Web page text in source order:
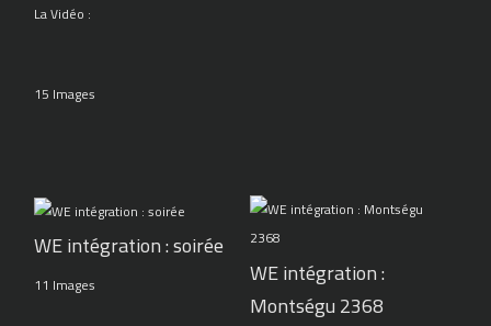
La Vidéo :
15 Images
WE intégration : soirée
11 Images
WE intégration :
Montségu 2368